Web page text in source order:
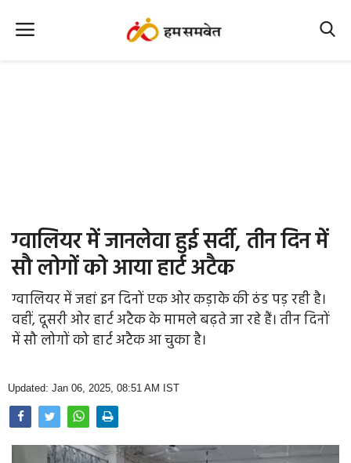
Office Office
Farm & Food
Health & Lifestyle
ग्वालियर में जानलेवा हुई सर्दी, तीन दिन में
सौ लोगों को आया हार्ट अटैक
ग्वालियर में जहां इन दिनों एक ओर कड़ाके की ठंड पड़ रही है।
वहीं, दूसरी ओर हार्ट अटैक के मामले बढ़ते जा रहे हैं। तीन दिनों
में सौ लोगों को हार्ट अटैक आ चुका है।
Updated: Jan 06, 2025, 08:51 AM IST